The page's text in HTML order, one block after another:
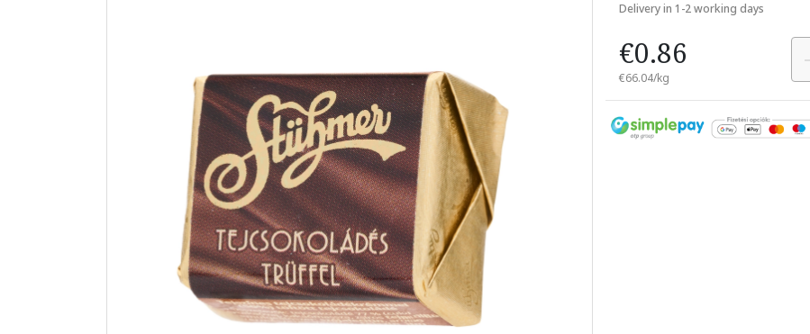
Delivery in 1-2 working days
€0.86
€66.04/kg